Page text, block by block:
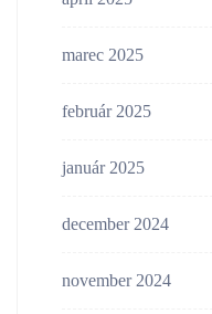
marec 2025
február 2025
január 2025
december 2024
november 2024